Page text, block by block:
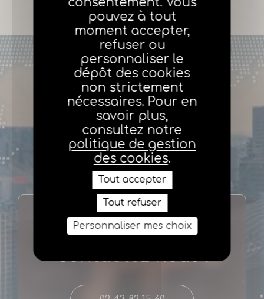
Une question ?
Contactez nous !
pouvez à tout
moment accepter,
refuser ou
personnaliser le
dépôt des cookies
non strictement
nécessaires. Pour en
savoir plus,
consultez notre
politique de gestion
des cookies.
Tout accepter
Tout refuser
Personnaliser mes choix